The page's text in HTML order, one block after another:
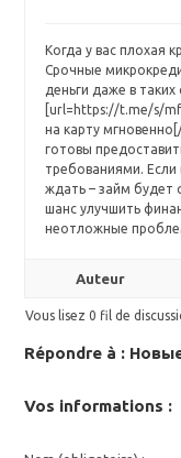
Когда у вас плохая
Срочные
деньги даже в таких
[url=https://t.me/s/
на карту
готовы
требованиями.
ждать – займ будет
шанс улучшить
неотложные
Auteur
Vous lisez 0 fil de
Répondre à :
Vos informations :